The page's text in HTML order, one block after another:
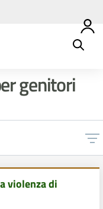
genitori
violenza di